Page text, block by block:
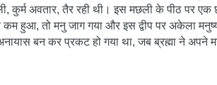
अवतार, तैर रही थी। इस मछली के पीठ पर एक
हुआ, तो मनु जाग गया और इस द्वीप पर अकेला
बन कर प्रकट हो गया था, जब ब्रह्मा ने